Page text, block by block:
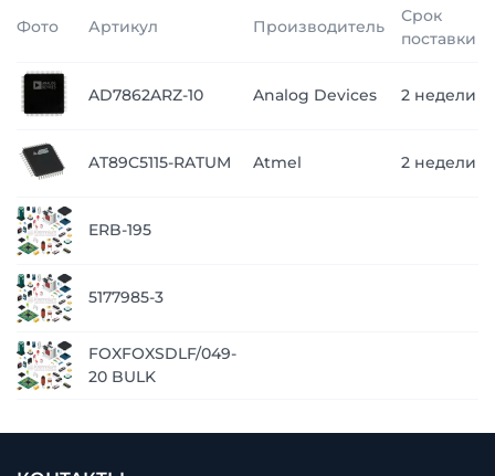
Фото Артикул Производитель
Срок
поставки
AD7862ARZ-10 Analog Devices 2 недели
AT89C5115-RATUM Atmel 2 недели
ERB-195
5177985-3
FOXFOXSDLF/049-
20 BULK